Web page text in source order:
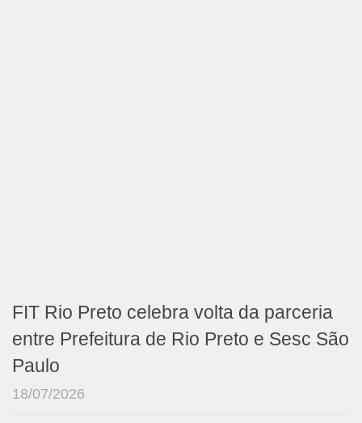
FIT Rio Preto celebra volta da parceria
entre Prefeitura de Rio Preto e Sesc São
Paulo
18/07/2026